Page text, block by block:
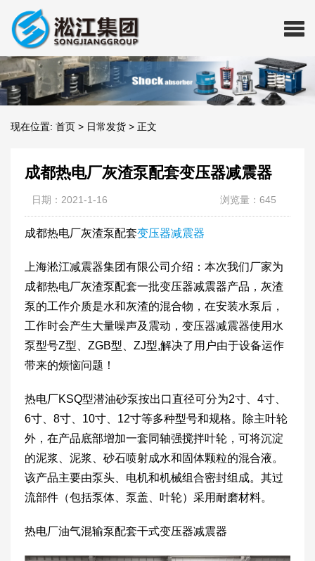
现在位置: 首页 > 日常发货 > 正文
成都热电厂灰渣泵配套变压器减震器
日期：2021-1-16 浏览量：645
成都热电厂灰渣泵配套变压器减震器
上海淞江减震器集团有限公司介绍：本次我们厂家为
成都热电厂灰渣泵配套一批变压器减震器产品，灰渣
泵的工作介质是水和灰渣的混合物，在安装水泵后，
工作时会产生大量噪声及震动，变压器减震器使用水
泵型号Z型、ZGB型、ZJ型,解决了用户由于设备运作
带来的烦恼问题！
热电厂KSQ型潜油砂泵按出口直径可分为2寸、4寸、
6寸、8寸、10寸、12寸等多种型号和规格。除主叶轮
外，在产品底部增加一套同轴强搅拌叶轮，可将沉淀
的泥浆、泥浆、砂石喷射成水和固体颗粒的混合液。
该产品主要由泵头、电机和机械组合密封组成。其过
流部件（包括泵体、泵盖、叶轮）采用耐磨材料。
热电厂油气混输泵配套干式变压器减震器